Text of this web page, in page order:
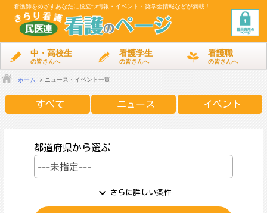
看護師をめざすあなたに役立つ情報・イベント・奨学金情報などが満載！
中・高校生
の皆さんへ
看護学生
の皆さんへ
看護職
の皆さんへ
ホーム ニュース・イベント一覧
すべて ニュース イベント
都道府県から選ぶ
expand_more さらに詳しい条件